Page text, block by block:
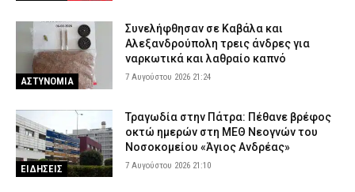
ΑΣΤΥΝΟΜΙΑ
Συνελήφθησαν σε Καβάλα και
Αλεξανδρούπολη τρεις άνδρες για
ναρκωτικά και λαθραίο καπνό
7 Αυγούστου 2026 21:24
ΕΙΔΗΣΕΙΣ
Τραγωδία στην Πάτρα: Πέθανε βρέφος
οκτώ ημερών στη ΜΕΘ Νεογνών του
Νοσοκομείου «Άγιος Ανδρέας»
7 Αυγούστου 2026 21:10